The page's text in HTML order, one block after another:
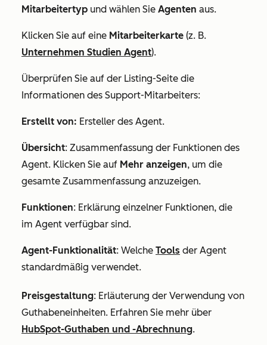
Mitarbeitertyp und wählen Sie Agenten aus.
Klicken Sie auf eine Mitarbeiterkarte (z. B.
Unternehmen Studien Agent).
Überprüfen Sie auf der Listing-Seite die
Informationen des Support-Mitarbeiters:
Erstellt von: Ersteller des Agent.
Übersicht: Zusammenfassung der Funktionen des
Agent. Klicken Sie auf Mehr anzeigen, um die
gesamte Zusammenfassung anzuzeigen.
Funktionen: Erklärung einzelner Funktionen, die
im Agent verfügbar sind.
Agent-Funktionalität: Welche Tools der Agent
standardmäßig verwendet.
Preisgestaltung: Erläuterung der Verwendung von
Guthabeneinheiten. Erfahren Sie mehr über
HubSpot-Guthaben und -Abrechnung.